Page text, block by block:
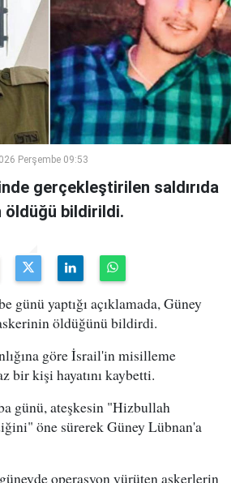
Perşembe 09:53
gerçekleştirilen saldırıda
öldüğü bildirildi.
günü yaptığı açıklamada, Güney
öldüğünü bildirdi.
göre İsrail'in misilleme
bir kişi hayatını kaybetti.
günü, ateşkesin "Hizbullah
öne sürerek Güney Lübnan'a
operasyon yürüten askerlerin